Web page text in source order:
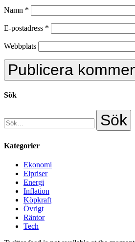
Namn *
E-postadress *
Webbplats
Sök
Kategorier
Ekonomi
Elpriser
Energi
Inflation
Köpkraft
Övrigt
Räntor
Tech